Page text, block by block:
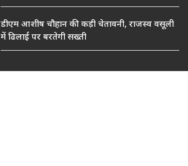
डीएम आशीष चौहान की कड़ी चेतावनी, राजस्व वसूली
में ढिलाई पर बरतेगी सख्ती